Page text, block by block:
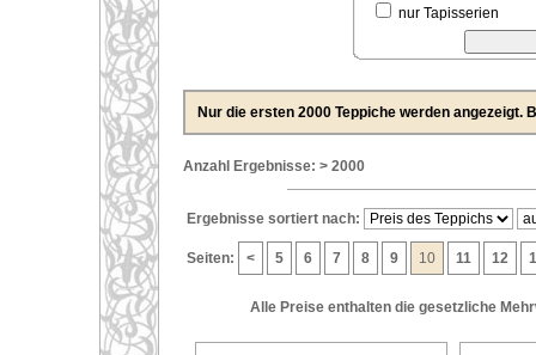
nur Tapisserien
Nur die ersten 2000 Teppiche werden angezeigt.
Anzahl Ergebnisse: > 2000
Ergebnisse sortiert nach:
Seiten: < 5 6 7 8 9 10 11 12
Alle Preise enthalten die gesetzliche